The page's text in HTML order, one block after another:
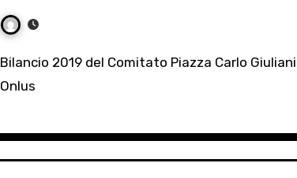
Bilancio 2019 del Comitato Piazza Carlo Giuliani
Onlus